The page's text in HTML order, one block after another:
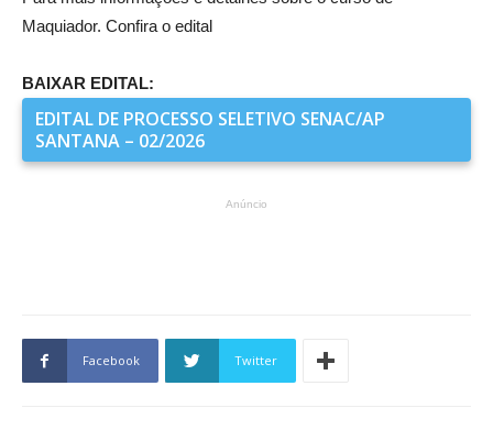
Maquiador. Confira o edital
BAIXAR EDITAL:
EDITAL DE PROCESSO SELETIVO SENAC/AP
SANTANA – 02/2026
Anúncio
Facebook Twitter